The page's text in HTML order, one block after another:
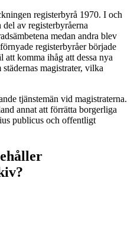
registerbyrå 1970. I och
av registerbyråerna
medan andra blev
registerbyråer började
att komma ihåg att dessa nya
magistrater, vilka
tjänstemän vid magistraterna.
annat att förrätta borgerliga
publicus och offentligt